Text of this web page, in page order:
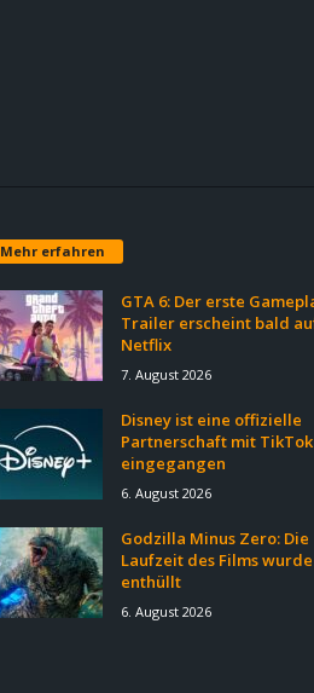
Mehr erfahren
GTA 6: Der erste
Trailer erscheint bald
Netflix
7. August 2026
Disney ist eine offizielle
Partnerschaft mit TikTok
eingegangen
6. August 2026
Godzilla Minus Zero: Die
Laufzeit des Films wurde
enthüllt
6. August 2026